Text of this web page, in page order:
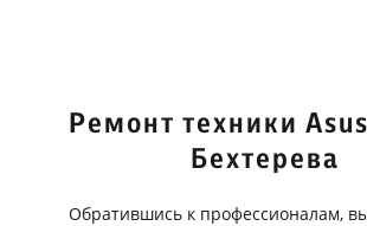
Ремонт техники
Бехтерева
Обратившись к профессионалам,